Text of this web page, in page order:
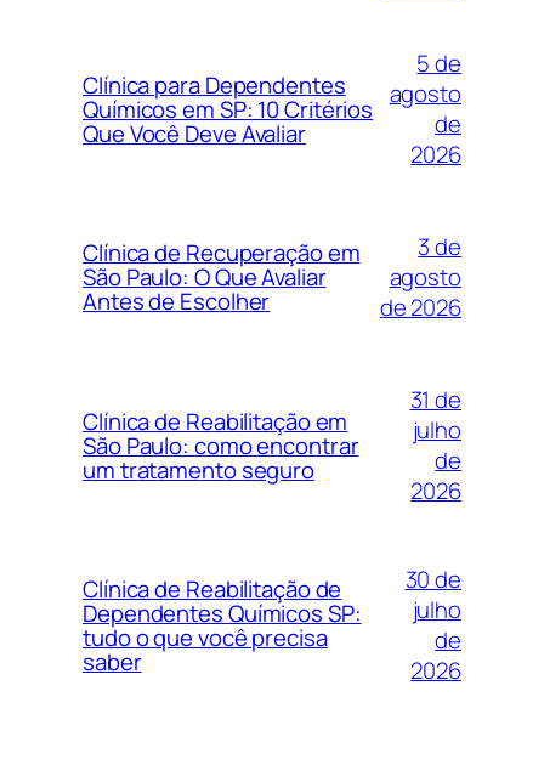
Clínica para Dependentes
Químicos em SP: 10 Critérios
Que Você Deve Avaliar
5 de
agosto
de
2026
Clínica de Recuperação em
São Paulo: O Que Avaliar
Antes de Escolher
3 de
agosto
de 2026
Clínica de Reabilitação em
São Paulo: como encontrar
um tratamento seguro
31 de
julho
de
2026
Clínica de Reabilitação de
Dependentes Químicos SP:
tudo o que você precisa
saber
30 de
julho
de
2026